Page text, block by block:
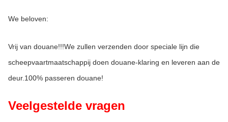
We beloven:
Vrij van douane!!!We zullen verzenden door speciale lijn die
scheepvaartmaatschappij doen douane-klaring en leveren aan de
deur.100% passeren douane!
Veelgestelde vragen